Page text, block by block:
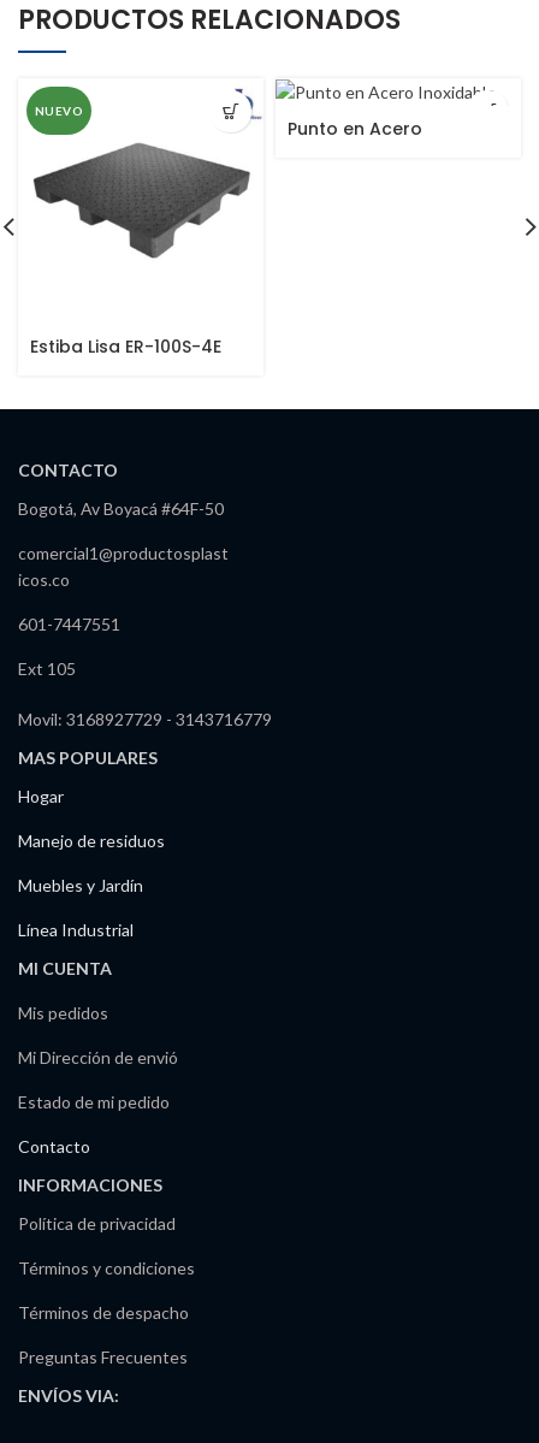
PRODUCTOS RELACIONADOS
NUEVO
Estiba Lisa ER-100S-4E
Punto en Acero
CONTACTO
Bogotá, Av Boyacá #64F-50
comercial1@productosplast
icos.co
601-7447551
Ext 105
Movil: 3168927729 - 3143716779
MAS POPULARES
Hogar
Manejo de residuos
Muebles y Jardín
Línea Industrial
MI CUENTA
Mis pedidos
Mi Dirección de envió
Estado de mi pedido
Contacto
INFORMACIONES
Política de privacidad
Términos y condiciones
Términos de despacho
Preguntas Frecuentes
ENVÍOSVIA: